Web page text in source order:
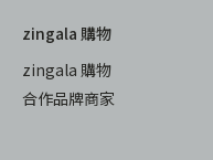
zingala 購物
zingala 購物
合作品牌商家